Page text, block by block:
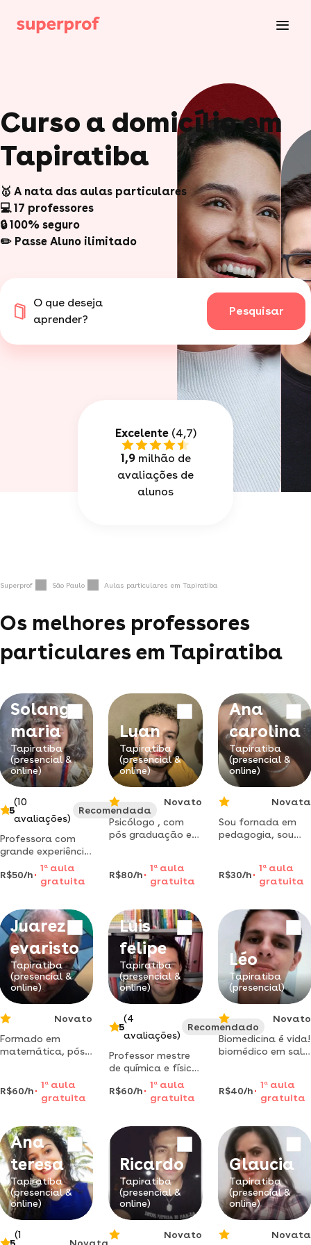
Curso a domicílio em
Tapiratiba
🥇 A nata das aulas particulares
💻 17 professores
🔒 100% seguro
✏️ Passe Aluno ilimitado
O que deseja
aprender?
Pesquisar
Excelente(4,7)
1,9milhão de
avaliações de
alunos
Superprof São Paulo Aulas particulares em Tapiratiba
Os melhores professores
particulares em Tapiratiba
Solange
maria
Tapiratiba
(presencial &
online)
5
(10
avaliações)
Recomendada
Professora com
grande experiência
dou aulas de
matemática nível
fundamental,
concursos
R$50/h
1 aaula
gratuita
Luan
Tapiratiba
(presencial &
online)
Novato
Psicólogo , com
pós graduação em
professor de
R$80/h
1 a aula
gratuita
Ana
carolina
Tapiratiba
(presencial &
online)
Novata
Sou fornada em
pedagogia, sou
tenho experiência
com crianças
R$30/h
1 aaula
gratuita
Juarez
evaristo
Tapiratiba
(presencial &
online)
Novato
Formado em
matemática, pós
natureza,
professor do
fundamental e
médio.
R$60/h
1 aaula
gratuita
Luis
felipe
Tapiratiba
(presencial &
online)
5
(4
avaliações)
Recomendado
Professor mestre
de química e física
com experiência de
mais de 14 anos. o
melhor sistema de
professor
R$60/h
1 a aula
gratuita
Léo
Tapiratiba
(presencial)
Novato
Biomedicina é vida!
biomédico em sala
R$40/h
1 aaula
gratuita
Ana
teresa
Tapiratiba
(presencial &
online)
(1
Ricardo
Tapiratiba
(presencial &
online)
Novato
Glaucia
Tapiratiba
(presencial &
online)
Novata